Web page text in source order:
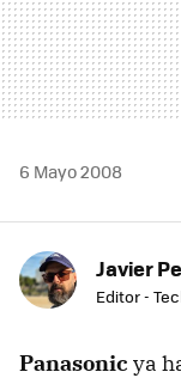
6 Mayo 2008
Javier
Editor -
Panasonic ya